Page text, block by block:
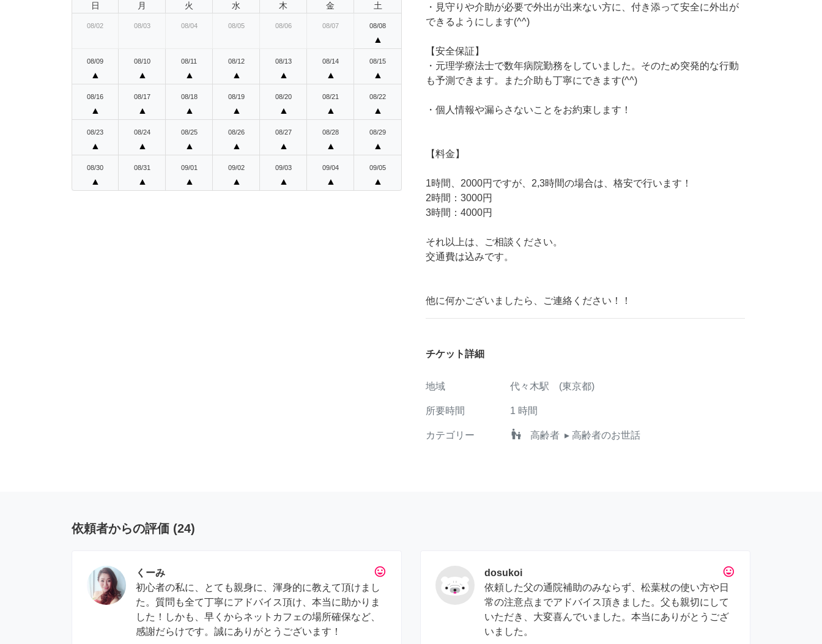
日 月 火 水 木 金 土
08/02 08/03 08/04 08/05 08/06 08/07 08/08
▲
08/09
▲
08/10
▲
08/11
▲
08/12
▲
08/13
▲
08/14
▲
08/15
▲
08/16
▲
08/17
▲
08/18
▲
08/19
▲
08/20
▲
08/21
▲
08/22
▲
08/23
▲
08/24
▲
08/25
▲
08/26
▲
08/27
▲
08/28
▲
08/29
▲
08/30
▲
08/31
▲
09/01
▲
09/02
▲
09/03
▲
09/04
▲
09/05
▲
・見守りや介助が必要で外出が出来ない方に、付き添って安全に外出が
できるようにします(^^)
【安全保証】
・元理学療法士で数年病院勤務をしていました。そのため突発的な行動
も予測できます。また介助も丁寧にできます(^^)
・個人情報や漏らさないことをお約束します！
【料金】
1時間、2000円ですが、2,3時間の場合は、格安で行います！
2時間：3000円
3時間：4000円
それ以上は、ご相談ください。
交通費は込みです。
他に何かございましたら、ご連絡ください！！
チケット詳細
地域 代々木駅 (東京都)
所要時間 1 時間
カテゴリー escalator_warning 高齢者 ▸ 高齢者のお世話
依頼者からの評価 (24)
tag_faces
くーみ
初心者の私に、とても親身に、渾身的に教えて頂けまし
た。質問も全て丁寧にアドバイス頂け、本当に助かりま
した！しかも、早くからネットカフェの場所確保など、
感謝だらけです。誠にありがとうございます！
tag_faces
dosukoi
依頼した父の通院補助のみならず、松葉杖の使い方や日
常の注意点までアドバイス頂きました。父も親切にして
いただき、大変喜んでいました。本当にありがとうござ
いました。